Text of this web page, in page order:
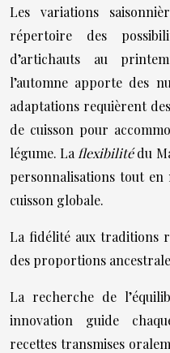
Les variations
répertoire des
d’artichauts au
l’automne apporte des
adaptations requièrent
de cuisson pour
légume. La flexibilitédu
personnalisations tout
cuisson globale.
La fidélité aux traditions
des proportions
La recherche de
innovation guide
recettes transmises